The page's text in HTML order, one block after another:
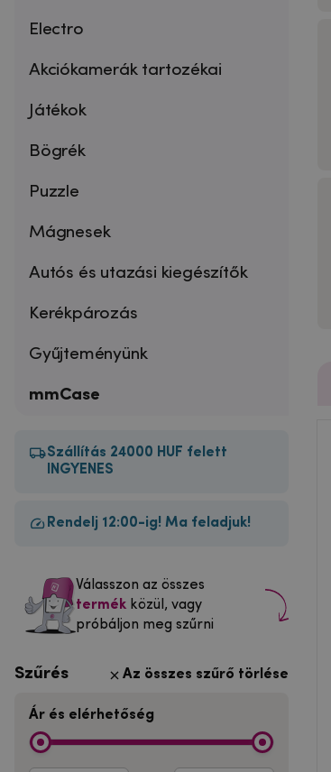
Electro
Akciókamerák tartozékai
Játékok
Bögrék
Puzzle
Mágnesek
Autós és utazási kiegészítők
Kerékpározás
Gyűjteményünk
mmCase
Szállítás 24000 HUF felett
INGYENES
Rendelj 12:00-ig! Ma feladjuk!
Válasszon az összes
termék közül, vagy
próbáljon meg szűrni
Szűrés Az összes szűrő törlése
Ár és elérhetőség